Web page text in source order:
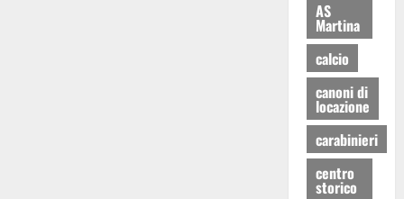
AS
Martina
calcio
canoni di
locazione
carabinieri
centro
storico